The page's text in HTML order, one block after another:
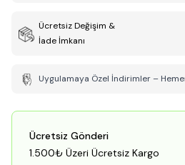
Ücretsiz Değişim &
İade İmkanı
Uygulamaya Özel İndirimler –
Ücretsiz Gönderi
1.500₺ Üzeri Ücretsiz Kargo